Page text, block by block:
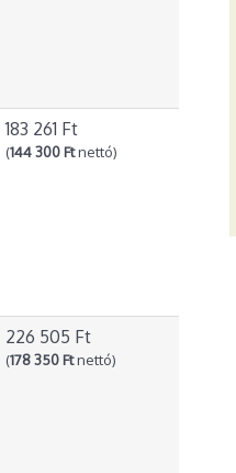
183 261 Ft
(144 300 Ftnettó)
226 505 Ft
(178 350 Ftnettó)